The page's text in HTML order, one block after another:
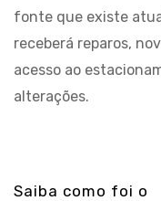
fonte que existe
receberá reparos,
acesso ao
alterações.
Saiba como foi o